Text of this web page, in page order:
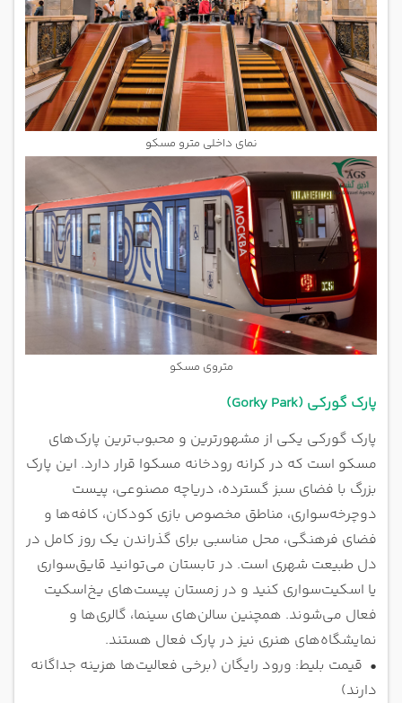
نمای داخلی مترو مسکو
متروی مسکو
پارک گورکی (Gorky Park)
پارک گورکی یکی از مشهورترین و محبوب‌ترین پارک‌های
مسکو است که در کرانه رودخانه مسکوا قرار دارد. این پارک
بزرگ با فضای سبز گسترده، دریاچه مصنوعی، پیست
دوچرخه‌سواری، مناطق مخصوص بازی کودکان، کافه‌ها و
فضای فرهنگی، محل مناسبی برای گذراندن یک روز کامل در
دل طبیعت شهری است. در تابستان می‌توانید قایق‌سواری
یا اسکیت‌سواری کنید و در زمستان پیست‌های یخ‌اسکیت
فعال می‌شوند. همچنین سالن‌های سینما، گالری‌ها و
نمایشگاه‌های هنری نیز در پارک فعال هستند.
• قیمت بلیط: ورود رایگان (برخی فعالیت‌ها هزینه جداگانه
دارند)